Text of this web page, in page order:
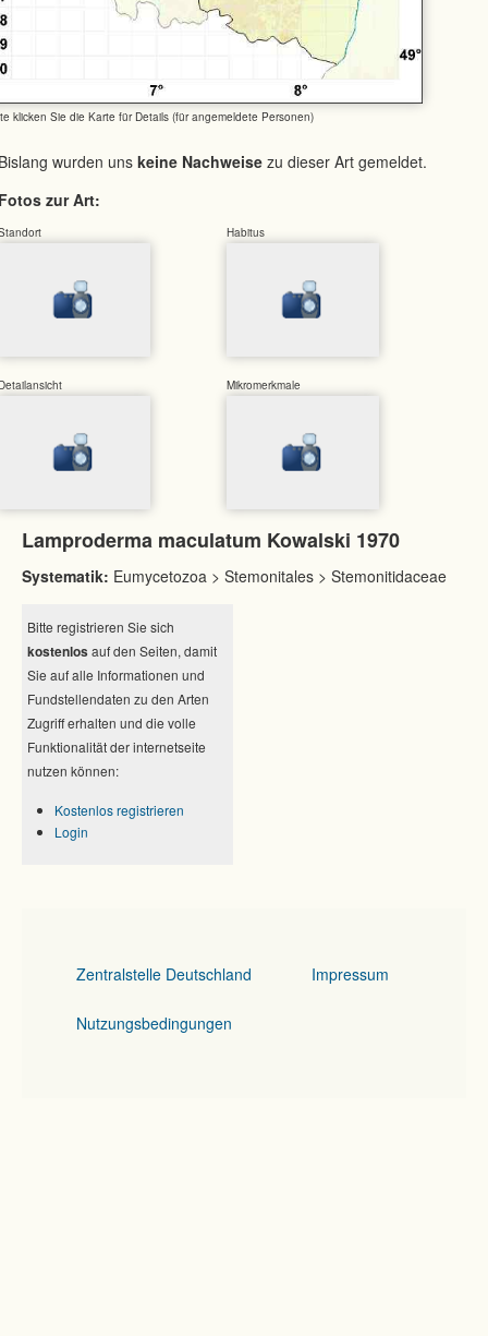
klicken Sie die Karte für Details (für angemeldete Personen)
wurden uns keine Nachweise zu dieser Art gemeldet.
zur Art:
Habitus
Mikromerkmale
Lamproderma maculatum Kowalski 1970
Systematik: Eumycetozoa > Stemonitales > Stemonitidaceae
Bitte registrieren Sie sich
kostenlos auf den Seiten, damit
Sie auf alle Informationen und
Fundstellendaten zu den Arten
Zugriff erhalten und die volle
Funktionalität der internetseite
nutzen können:
Kostenlos registrieren
Login
Zentralstelle Deutschland Impressum
Nutzungsbedingungen